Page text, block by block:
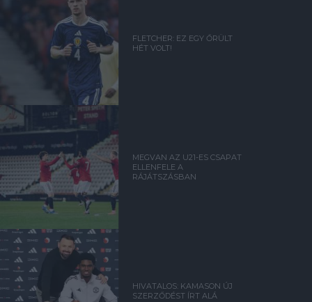
FLETCHER: EZ EGY ŐRÜLT
HÉT VOLT!
MEGVAN AZ U21-ES CSAPAT
ELLENFELE A
RÁJÁTSZÁSBAN
HIVATALOS: KAMASON ÚJ
SZERZŐDÉST ÍRT ALÁ